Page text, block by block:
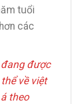
tuổi
các
đang được
về việt
theo